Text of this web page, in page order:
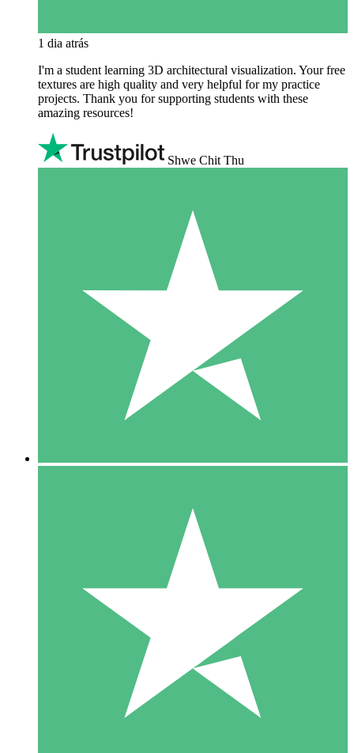
1 dia atrás
I'm a student learning 3D architectural visualization. Your free
textures are high quality and very helpful for my practice
projects. Thank you for supporting students with these
amazing resources!
Shwe Chit Thu